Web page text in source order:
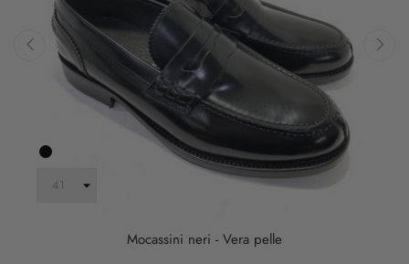
Nero
Mocassini neri - Vera pelle